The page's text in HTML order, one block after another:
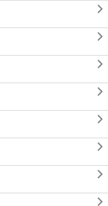







